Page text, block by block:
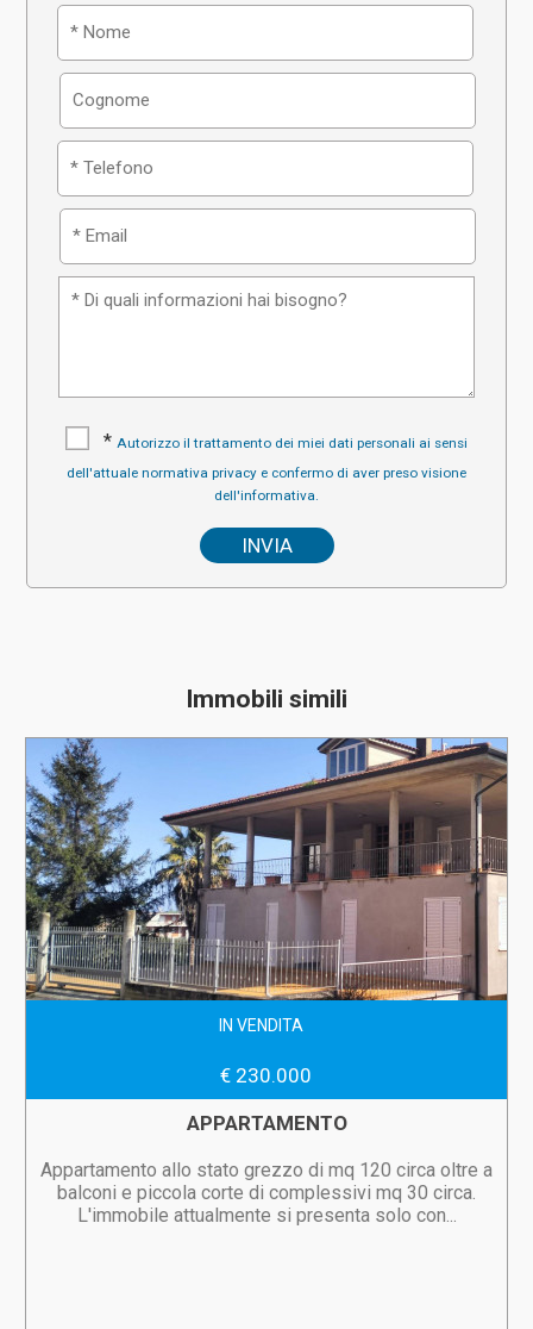
* Autorizzo il trattamento dei miei dati personali ai sensi
dell'attuale normativa privacy e confermo di aver preso visione
dell'informativa.
Immobili simili
IN VENDITA
€ 230.000
APPARTAMENTO
Appartamento allo stato grezzo di mq 120 circa oltre a
balconi e piccola corte di complessivi mq 30 circa.
L'immobile attualmente si presenta solo con...